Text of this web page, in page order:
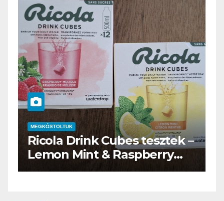
MEGKÓSTOLTUK
Waterdrop üdítő kapszula
teszt